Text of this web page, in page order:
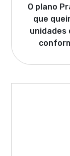
O plano
que
unidades